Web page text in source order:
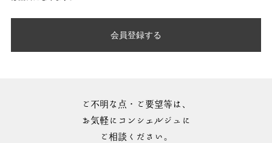
会員登録する
ご不明な点・ご要望等は、
お気軽にコンシェルジュに
ご相談ください。